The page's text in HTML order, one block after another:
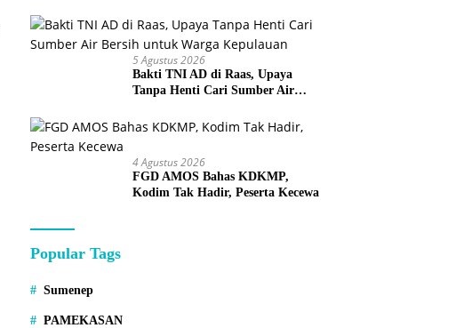
Bersama
5 Agustus 2026
Bakti TNI AD di Raas, Upaya
Tanpa Henti Cari Sumber Air
4 Agustus 2026
FGD AMOS Bahas KDKMP,
Kodim Tak Hadir, Peserta Kecewa
Popular Tags
Sumenep
PAMEKASAN